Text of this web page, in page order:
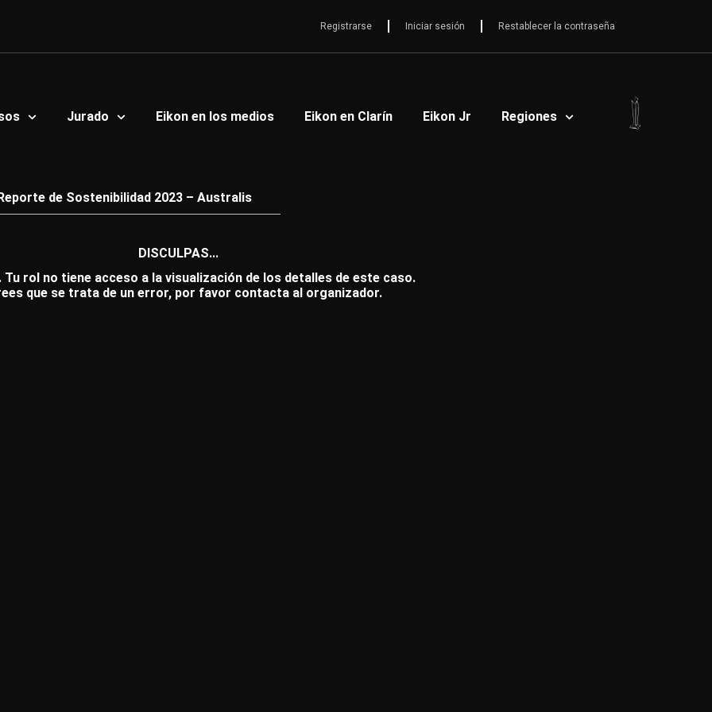
Registrarse Iniciar sesión Restablecer la contraseña
Jurado Eikon en los medios Eikon en Clarín Eikon Jr Regiones
de Sostenibilidad 2023 – Australis
DISCULPAS...
Tu rol no tiene acceso a la visualización de los detalles de este caso.
que se trata de un error, por favor contacta al organizador.